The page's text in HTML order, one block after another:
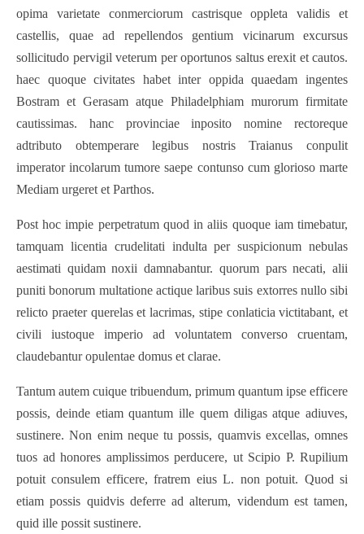
opima varietate conmerciorum castrisque oppleta validis et
castellis, quae ad repellendos gentium vicinarum excursus
sollicitudo pervigil veterum per oportunos saltus erexit et cautos.
haec quoque civitates habet inter oppida quaedam ingentes
Bostram et Gerasam atque Philadelphiam murorum firmitate
cautissimas. hanc provinciae inposito nomine rectoreque
adtributo obtemperare legibus nostris Traianus conpulit
imperator incolarum tumore saepe contunso cum glorioso marte
Mediam urgeret et Parthos.
Post hoc impie perpetratum quod in aliis quoque iam timebatur,
tamquam licentia crudelitati indulta per suspicionum nebulas
aestimati quidam noxii damnabantur. quorum pars necati, alii
puniti bonorum multatione actique laribus suis extorres nullo sibi
relicto praeter querelas et lacrimas, stipe conlaticia victitabant, et
civili iustoque imperio ad voluntatem converso cruentam,
claudebantur opulentae domus et clarae.
Tantum autem cuique tribuendum, primum quantum ipse efficere
possis, deinde etiam quantum ille quem diligas atque adiuves,
sustinere. Non enim neque tu possis, quamvis excellas, omnes
tuos ad honores amplissimos perducere, ut Scipio P. Rupilium
potuit consulem efficere, fratrem eius L. non potuit. Quod si
etiam possis quidvis deferre ad alterum, videndum est tamen,
quid ille possit sustinere.